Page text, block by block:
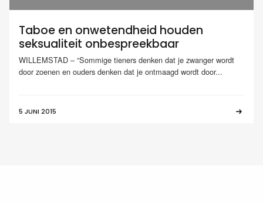
Taboe en onwetendheid houden
seksualiteit onbespreekbaar
WILLEMSTAD – “Sommige tieners denken dat je zwanger wordt
door zoenen en ouders denken dat je ontmaagd wordt door...
5 JUNI 2015